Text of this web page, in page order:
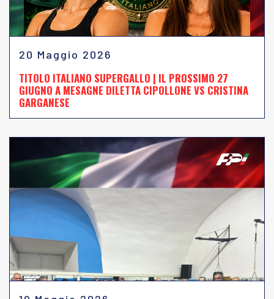
20 Maggio 2026
TITOLO ITALIANO SUPERGALLO | IL PROSSIMO 27
GIUGNO A MESAGNE DILETTA CIPOLLONE VS CRISTINA
GARGANESE